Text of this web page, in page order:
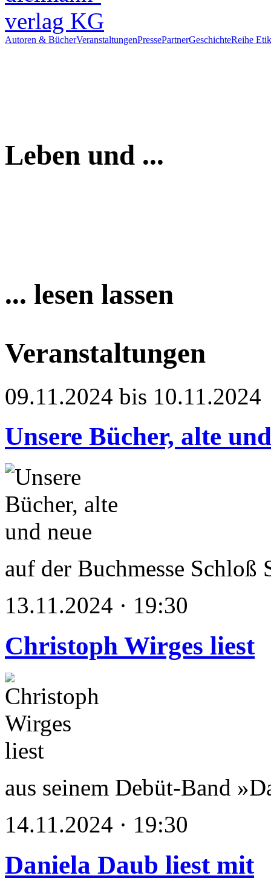
Autoren & BücherVeranstaltungenPressePartnerGeschichteReihe
Leben und ...
... lesen lassen
Veranstaltungen
09.11.2024 bis 10.11.2024
Unsere Bücher, alte
auf der Buchmesse Schloß
13.11.2024 · 19:30
Christoph Wirges liest
aus seinem Debüt-Band
14.11.2024 · 19:30
Daniela Daub liest mit